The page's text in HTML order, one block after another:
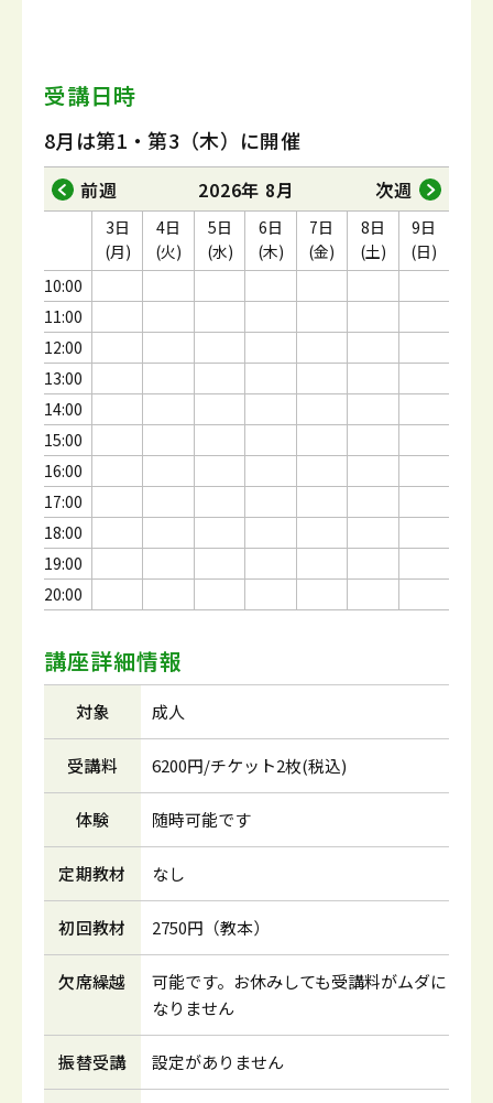
受講日時
8月は第1・第3（木）に開催
前週 2026年 8月 次週
10:00
11:00
12:00
13:00
14:00
15:00
16:00
17:00
18:00
19:00
20:00
3日
(月)
4日
(火)
5日
(水)
6日
(木)
7日
(金)
8日
(土)
9日
(日)
講座詳細情報
対象 成人
受講料 6200円/チケット2枚(税込)
体験 随時可能です
定期教材 なし
初回教材 2750円（教本）
欠席繰越
可能です。お休みしても受講料がムダに
なりません
振替受講 設定がありません